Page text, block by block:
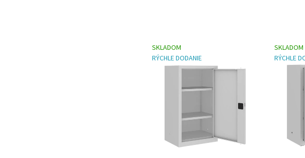
SKLADOM
RÝCHLE DODANIE
SKLADOM
RÝCHLE